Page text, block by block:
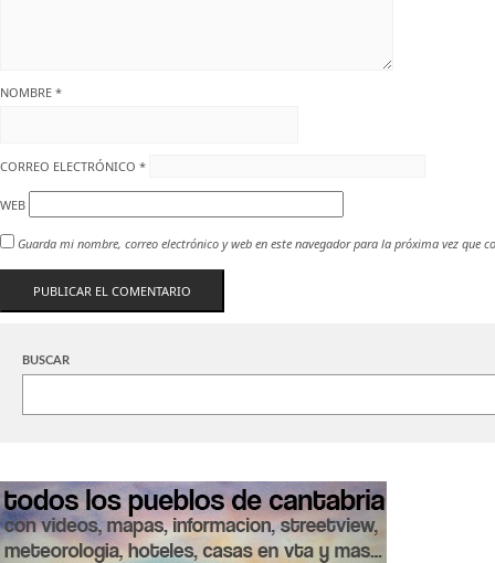
NOMBRE *
CORREO ELECTRÓNICO *
WEB
Guarda mi nombre, correo electrónico y web en este navegador para la próxima vez que
BUSCAR